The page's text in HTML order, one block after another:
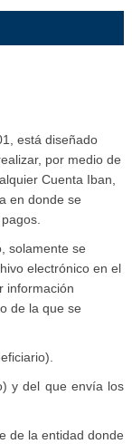
está diseñado
por medio de
Cuenta Iban,
en donde se
solamente se
electrónico en el
información
de la que se
y del que envía los
de la entidad donde